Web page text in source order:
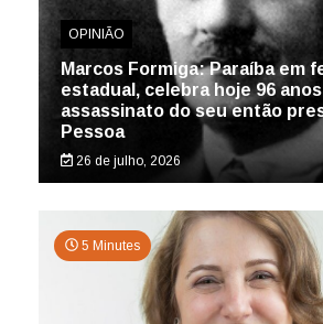
OPINIÃO
Marcos Formiga: Paraíba em
estadual, celebra hoje 96
assassinato do seu então
Pessoa
26 de julho, 2026
5 Minutes